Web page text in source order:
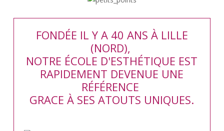
FONDÉE IL Y A 40 ANS À LILLE
(NORD),
NOTRE ÉCOLE D'ESTHÉTIQUE EST
RAPIDEMENT DEVENUE UNE
RÉFÉRENCE
GRACE À SES ATOUTS UNIQUES.